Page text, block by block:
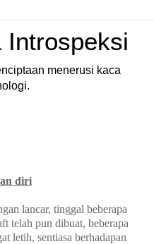
Introspeksi
menerusi kaca
diri
lancar, tinggal beberapa
telah pun dibuat, beberapa
letih, sentiasa berhadapan